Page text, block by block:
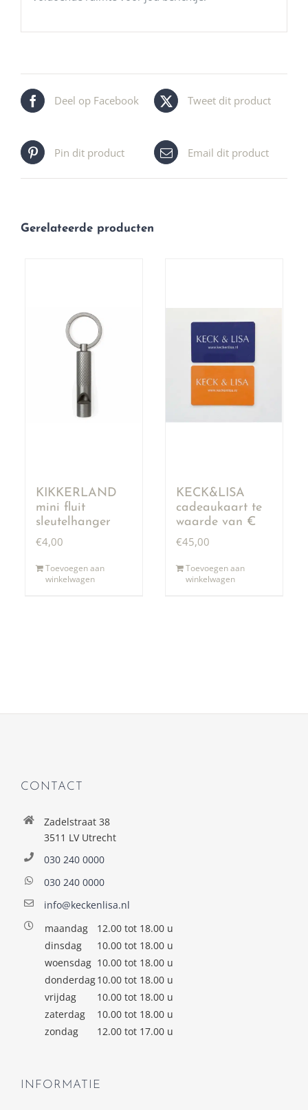
Deel op Facebook Tweet dit product
Pin dit product Email dit product
Gerelateerde producten
KIKKERLAND
mini fluit
sleutelhanger
€4,00
Toevoegen aan
winkelwagen
KECK&LISA
cadeaukaart te
waarde van €
50,00
€45,00
Toevoegen aan
winkelwagen
CONTACT
Zadelstraat 38
3511 LV Utrecht
030 240 0000
030 240 0000
info@keckenlisa.nl
maandag
12.00 tot 18.00 u
dinsdag
10.00 tot 18.00 u
woensdag 10.00 tot 18.00 u
donderdag10.00 tot 18.00 u
vrijdag
10.00 tot 18.00 u
zaterdag
10.00 tot 18.00 u
zondag
12.00 tot 17.00 u
INFORMATIE